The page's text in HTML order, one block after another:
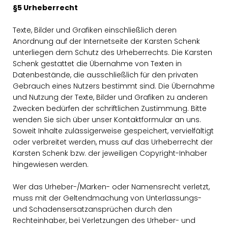
§5 Urheberrecht
Texte, Bilder und Grafiken einschließlich deren
Anordnung auf der Internetseite der Karsten Schenk
unterliegen dem Schutz des Urheberrechts. Die Karsten
Schenk gestattet die Übernahme von Texten in
Datenbestände, die ausschließlich für den privaten
Gebrauch eines Nutzers bestimmt sind. Die Übernahme
und Nutzung der Texte, Bilder und Grafiken zu anderen
Zwecken bedürfen der schriftlichen Zustimmung. Bitte
wenden Sie sich über unser Kontaktformular an uns.
Soweit Inhalte zulässigerweise gespeichert, vervielfältigt
oder verbreitet werden, muss auf das Urheberrecht der
Karsten Schenk bzw. der jeweiligen Copyright-Inhaber
hingewiesen werden.
Wer das Urheber-/Marken- oder Namensrecht verletzt,
muss mit der Geltendmachung von Unterlassungs-
und Schadensersatzansprüchen durch den
Rechteinhaber, bei Verletzungen des Urheber- und